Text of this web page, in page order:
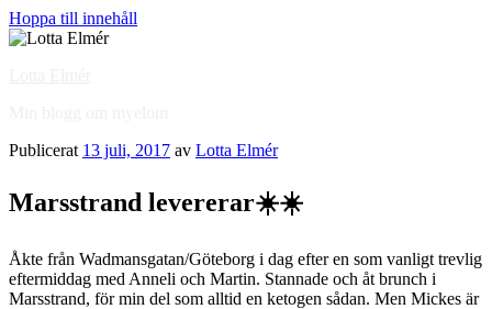
Hoppa till innehåll
Publicerat 13 juli, 2017 av Lotta Elmér
Marsstrand levererar☀️☀️
Åkte från Wadmansgatan/Göteborg i dag efter en som vanligt trevlig
eftermiddag med Anneli och Martin. Stannade och åt brunch i
Marsstrand, för min del som alltid en ketogen sådan. Men Mickes är